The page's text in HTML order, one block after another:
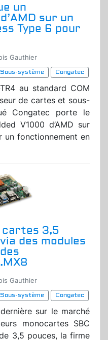
un
sur un
Type 6 pour
Gauthier
Sous-système
Congatec
au standard COM
de cartes et sous-
Congatec porte le
V1000 d’AMD sur
fonctionnement en
cartes 3,5
des modules
Gauthier
Sous-système
Congatec
sur le marché
monocartes SBC
3,5 pouces, la firme